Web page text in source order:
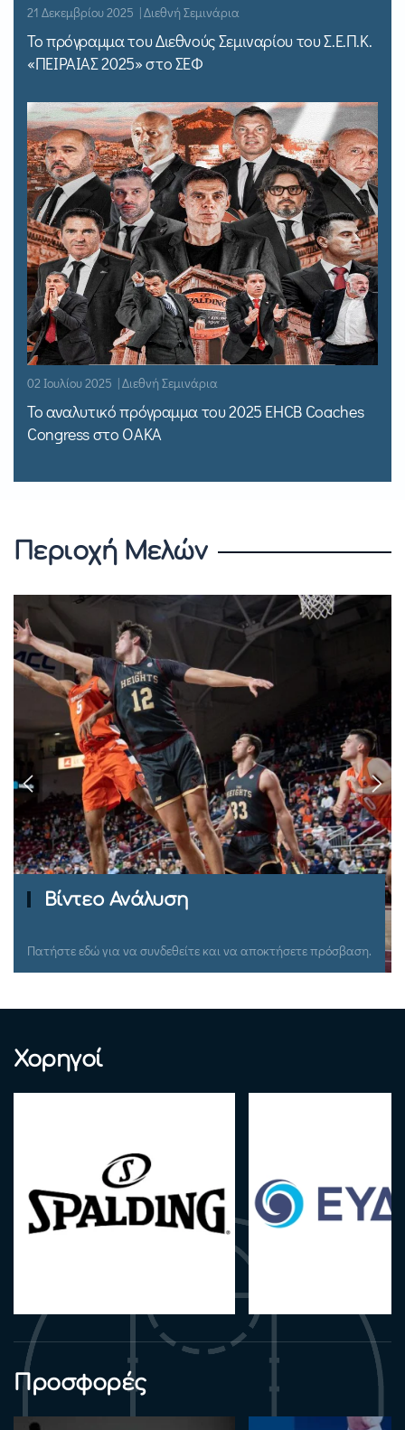
21 Δεκεμβρίου 2025 | Διεθνή Σεμινάρια
Το πρόγραμμα του Διεθνούς Σεμιναρίου του Σ.Ε.Π.Κ.
«ΠΕΙΡΑΙΑΣ 2025» στο ΣΕΦ
02 Ιουλίου 2025 | Διεθνή Σεμινάρια
Το αναλυτικό πρόγραμμα του 2025 EHCB Coaches
Congress στο ΟΑΚΑ
Περιοχή Μελών
Ομιλίες Σεμιναρίων
Πατήστε εδώ για να συνδεθείτε και να αποκτήσετε πρόσβαση.
Χορηγοί
Προσφορές